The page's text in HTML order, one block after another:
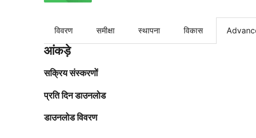
विवरण समीक्षा स्थापना विकास
आंकड़े
सक्रिय संस्करणों
प्रति दिन डाउनलोड
डाउनलोड विवरण